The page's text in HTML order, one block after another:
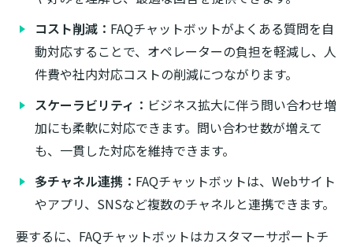
コスト削減： FAQチャットボットがよくある質問を自
動対応することで、オペレーターの負担を軽減し、人
件費や社内対応コストの削減につながります。
スケーラビリティ： ビジネス拡大に伴う問い合わせ増
加にも柔軟に対応できます。問い合わせ数が増えて
も、一貫した対応を維持できます。
多チャネル連携： FAQチャットボットは、Webサイト
やアプリ、SNSなど複数のチャネルと連携できます。
要するに、FAQチャットボットはカスタマーサポートチ